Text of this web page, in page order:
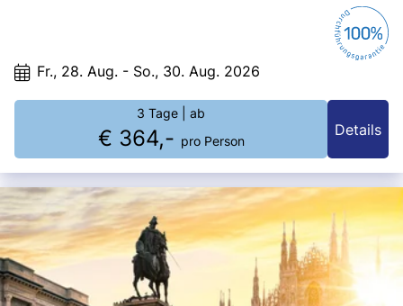
Fr., 28. Aug. - So., 30. Aug. 2026
3 Tage | ab
€ 364,- pro Person
Details